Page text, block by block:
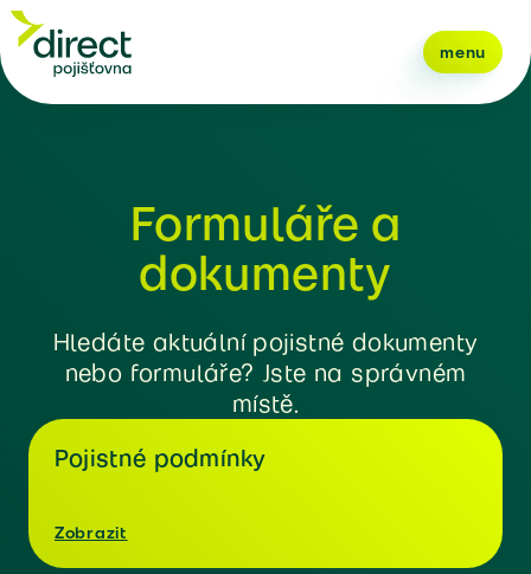
menu
Formuláře a
dokumenty
Hledáte aktuální pojistné dokumenty
nebo formuláře? Jste na správném
místě.
Pojistné podmínky
Zobrazit